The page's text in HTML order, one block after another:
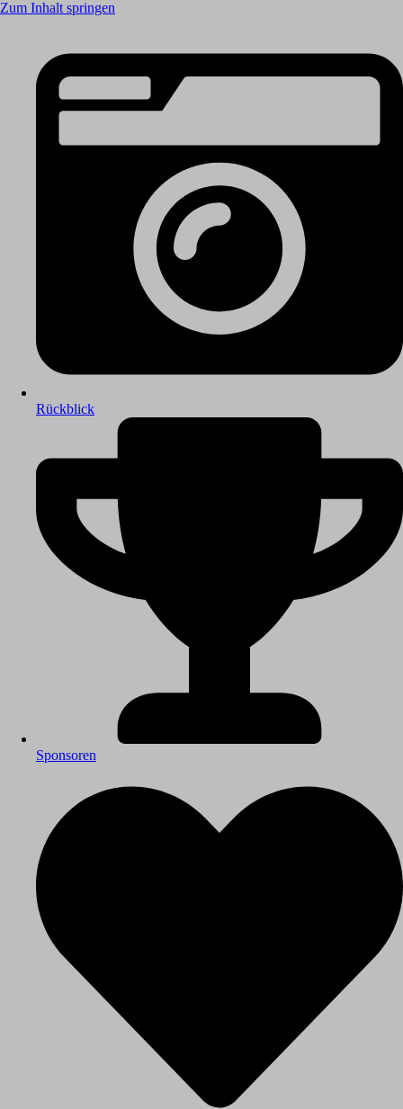
Zum Inhalt springen
Rückblick
Sponsoren